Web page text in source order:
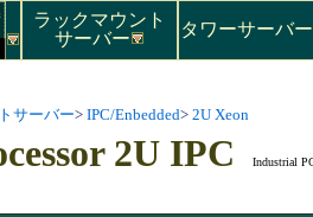
ラックマウント
サーバー
タワーサーバ
サーバー> IPC/Enbedded> 2U Xeon
2U IPC Industrial